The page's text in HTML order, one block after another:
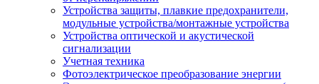
Устройства защиты, плавкие предохранители,
модульные устройства/монтажные устройства
Устройства оптической и акустической
сигнализации
Учетная техника
Фотоэлектрическое преобразование энергии